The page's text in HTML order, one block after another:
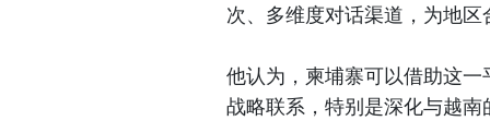
次、多维度对话渠道，为地区
他认为，柬埔寨可以借助这
战略联系，特别是深化与越南